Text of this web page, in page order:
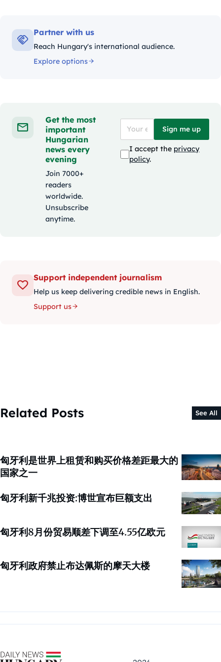
Partner with us
Reach Hungary's international audience.
Explore options
Get the most
important
Hungarian
news every
evening
Join 7000+
readers
worldwide.
Unsubscribe
anytime.
Sign me up
I accept the privacy
policy.
Support independent journalism
Help us keep delivering credible news in English.
Support us
Related Posts See All
匈牙利是世界上租赁和购买价格差距最大的
国家之一
匈牙利新千兆投资:博世宣布巨额支出
匈牙利8月份贸易顺差下调至4.55亿欧元
匈牙利政府禁止布达佩斯的摩天大楼